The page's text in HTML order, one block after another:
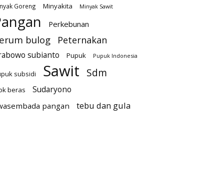
Goreng Minyakita Minyak Sawit
Perkebunan
bulog Peternakan
subianto Pupuk Pupuk Indonesia
subsidi Sawit Sdm
beras Sudaryono
pangan tebu dan gula